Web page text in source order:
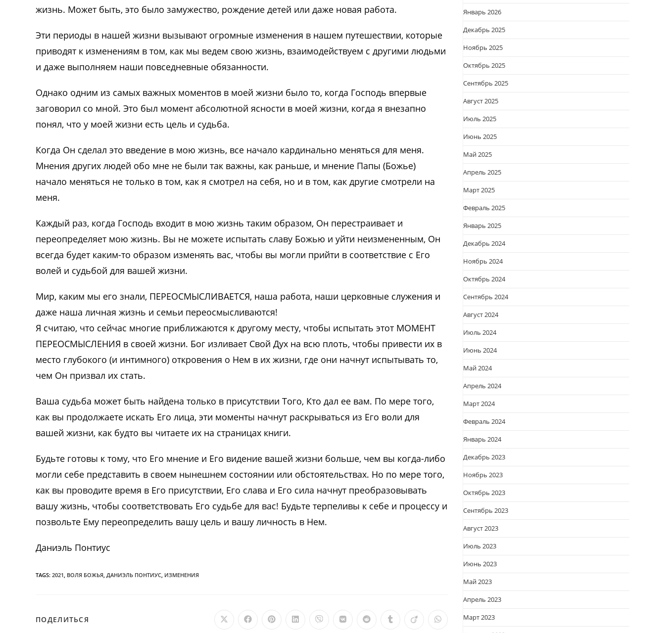
жизнь. Может быть, это было замужество, рождение детей или даже новая работа.
Эти периоды в нашей жизни вызывают огромные изменения в нашем путешествии, которые
приводят к изменениям в том, как мы ведем свою жизнь, взаимодействуем с другими людьми
и даже выполняем наши повседневные обязанности.
Однако одним из самых важных моментов в моей жизни было то, когда Господь впервые
заговорил со мной. Это был момент абсолютной ясности в моей жизни, когда я внезапно
понял, что у моей жизни есть цель и судьба.
Когда Он сделал это введение в мою жизнь, все начало кардинально меняться для меня.
Мнения других людей обо мне не были так важны, как раньше, и мнение Папы (Божье)
начало меняться не только в том, как я смотрел на себя, но и в том, как другие смотрели на
меня.
Каждый раз, когда Господь входит в мою жизнь таким образом, Он перестраивает и
переопределяет мою жизнь. Вы не можете испытать славу Божью и уйти неизмененным, Он
всегда будет каким-то образом изменять вас, чтобы вы могли прийти в соответствие с Его
волей и судьбой для вашей жизни.
Мир, каким мы его знали, ПЕРЕОСМЫСЛИВАЕТСЯ, наша работа, наши церковные служения и
даже наша личная жизнь и семьи переосмысливаются!
Я считаю, что сейчас многие приближаются к другому месту, чтобы испытать этот МОМЕНТ
ПЕРЕОСМЫСЛЕНИЯ в своей жизни. Бог изливает Свой Дух на всю плоть, чтобы привести их в
место глубокого (и интимного) откровения о Нем в их жизни, где они начнут испытывать то,
чем Он призвал их стать.
Ваша судьба может быть найдена только в присутствии Того, Кто дал ее вам. По мере того,
как вы продолжаете искать Его лица, эти моменты начнут раскрываться из Его воли для
вашей жизни, как будто вы читаете их на страницах книги.
Будьте готовы к тому, что Его мнение и Его видение вашей жизни больше, чем вы когда-либо
могли себе представить в своем нынешнем состоянии или обстоятельствах. Но по мере того,
как вы проводите время в Его присутствии, Его слава и Его сила начнут преобразовывать
вашу жизнь, чтобы соответствовать Его судьбе для вас! Будьте терпеливы к себе и процессу и
позвольте Ему переопределить вашу цель и вашу личность в Нем.
Даниэль Понтиус
TAGS: 2021 ВОЛЯ БОЖЬЯ ДАНИЭЛЬ ПОНТИУС ИЗМЕНЕНИЯ
ПОДЕЛИТЬСЯ Открывается
Открывается
Открывается
Открывается
Открывается
Открывается
Открывается
Открывается
Открывается
Открывается
Январь 2026
Декабрь 2025
Ноябрь 2025
Октябрь 2025
Сентябрь 2025
Август 2025
Июль 2025
Июнь 2025
Май 2025
Апрель 2025
Март 2025
Февраль 2025
Январь 2025
Декабрь 2024
Ноябрь 2024
Октябрь 2024
Сентябрь 2024
Август 2024
Июль 2024
Июнь 2024
Май 2024
Апрель 2024
Март 2024
Февраль 2024
Январь 2024
Декабрь 2023
Ноябрь 2023
Октябрь 2023
Сентябрь 2023
Август 2023
Июль 2023
Июнь 2023
Май 2023
Апрель 2023
Март 2023